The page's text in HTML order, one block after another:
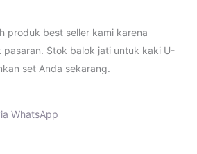
produk best seller kami karena
Stok balok jati untuk kaki U-
set Anda sekarang.
WhatsApp